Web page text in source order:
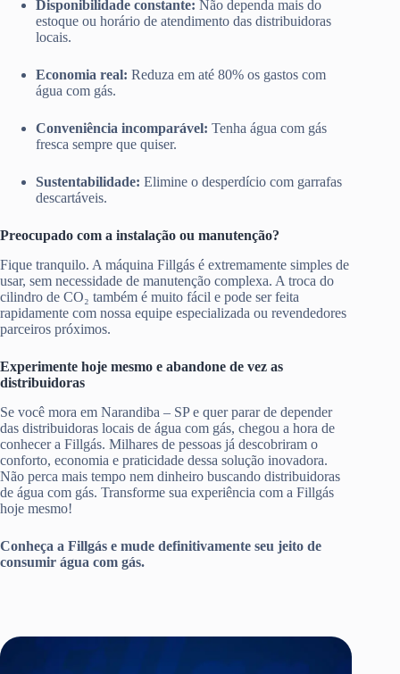
Disponibilidade constante: Não dependa mais do
estoque ou horário de atendimento das distribuidoras
locais.
Economia real: Reduza em até 80% os gastos com
água com gás.
Conveniência incomparável: Tenha água com gás
fresca sempre que quiser.
Sustentabilidade: Elimine o desperdício com garrafas
descartáveis.
Preocupado com a instalação ou manutenção?
Fique tranquilo. A máquina Fillgás é extremamente simples de
usar, sem necessidade de manutenção complexa. A troca do
cilindro de CO₂ também é muito fácil e pode ser feita
rapidamente com nossa equipe especializada ou revendedores
parceiros próximos.
Experimente hoje mesmo e abandone de vez as
distribuidoras
Se você mora em Narandiba – SP e quer parar de depender
das distribuidoras locais de água com gás, chegou a hora de
conhecer a Fillgás. Milhares de pessoas já descobriram o
conforto, economia e praticidade dessa solução inovadora.
Não perca mais tempo nem dinheiro buscando distribuidoras
de água com gás. Transforme sua experiência com a Fillgás
hoje mesmo!
Conheça a Fillgás e mude definitivamente seu jeito de
consumir água com gás.